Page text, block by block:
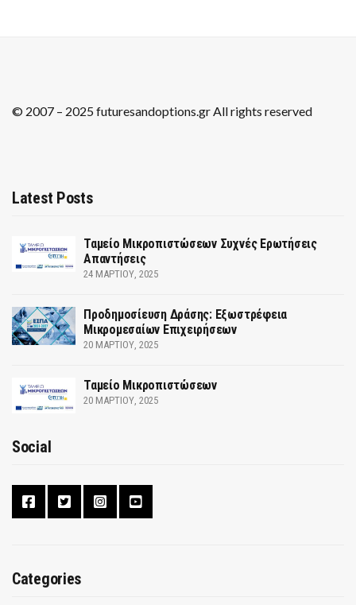
© 2007 – 2025 futuresandoptions.gr All rights reserved
Latest Posts
Ταμείο Μικροπιστώσεων Συχνές Ερωτήσεις
Απαντήσεις
24 ΜΑΡΤΊΟΥ, 2025
Προδημοσίευση Δράσης: Εξωστρέφεια
Μικρομεσαίων Επιχειρήσεων
20 ΜΑΡΤΊΟΥ, 2025
Ταμείο Μικροπιστώσεων
20 ΜΑΡΤΊΟΥ, 2025
Social
Categories